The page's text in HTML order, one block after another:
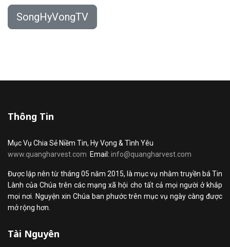
SongHyVongTV
Thông Tin
Mục Vụ Chia Sẻ Niềm Tin, Hy Vọng & Tình Yêu
www.quangharvest.com Email: info@quangharvest.com
Được lập nên từ tháng 05 năm 2015, là mục vụ nhằm truyền bá Tin
Lành của Chúa trên các mạng xã hội cho tất cả mọi người ở khắp
mọi nơi. Nguyện xin Chúa ban phước trên mục vụ ngày càng được
mở rộng hơn.
Tài Nguyên